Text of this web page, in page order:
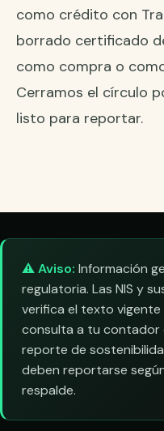
como crédito con
borrado certificado
como compra o
Cerramos el círculo
listo para reportar.
⚠️ Aviso: Información
regulatoria. Las NIS y
verifica el texto vigente
consulta a tu contador
reporte de
deben reportarse
respalde.